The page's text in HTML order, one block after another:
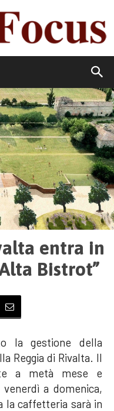
entra in
Bistrot”
la gestione della
Reggia di Rivalta. Il
a metà mese e
a domenica,
la caffetteria sarà in